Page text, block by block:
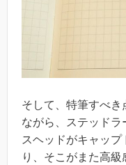
そして、特筆すべ
ながら、ステッド
スヘッドがキャッ
り、そこがまた高級